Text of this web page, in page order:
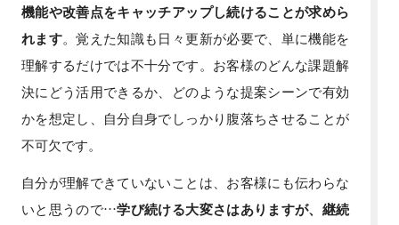
機能や改善点をキャッチアップし続けることが求めら
れます。覚えた知識も日々更新が必要で、単に機能を
理解するだけでは不十分です。お客様のどんな課題解
決にどう活用できるか、どのような提案シーンで有効
かを想定し、自分自身でしっかり腹落ちさせることが
不可欠です。
自分が理解できていないことは、お客様にも伝わらな
いと思うので…学び続ける大変さはありますが、継続